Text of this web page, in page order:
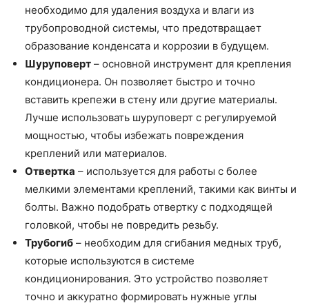
необходимо для удаления воздуха и влаги из
трубопроводной системы, что предотвращает
образование конденсата и коррозии в будущем.
Шуруповерт – основной инструмент для крепления
кондиционера. Он позволяет быстро и точно
вставить крепежи в стену или другие материалы.
Лучше использовать шуруповерт с регулируемой
мощностью, чтобы избежать повреждения
креплений или материалов.
Отвертка – используется для работы с более
мелкими элементами креплений, такими как винты и
болты. Важно подобрать отвертку с подходящей
головкой, чтобы не повредить резьбу.
Трубогиб – необходим для сгибания медных труб,
которые используются в системе
кондиционирования. Это устройство позволяет
точно и аккуратно формировать нужные углы